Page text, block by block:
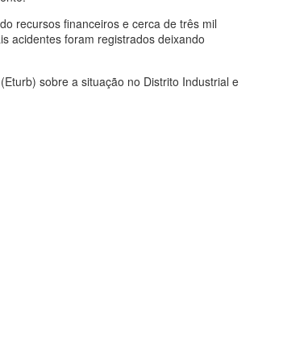
recursos financeiros e cerca de três mil
acidentes foram registrados deixando
sobre a situação no Distrito Industrial e